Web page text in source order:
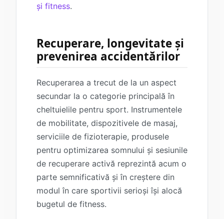
și fitness.
Recuperare, longevitate și
prevenirea accidentărilor
Recuperarea a trecut de la un aspect
secundar la o categorie principală în
cheltuielile pentru sport. Instrumentele
de mobilitate, dispozitivele de masaj,
serviciile de fizioterapie, produsele
pentru optimizarea somnului și sesiunile
de recuperare activă reprezintă acum o
parte semnificativă și în creștere din
modul în care sportivii serioși își alocă
bugetul de fitness.